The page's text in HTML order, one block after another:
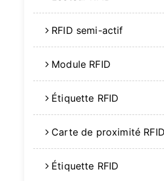
RFID semi-actif
Module RFID
Étiquette RFID
Carte de proximité RFID
Étiquette RFID